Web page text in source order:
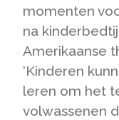
momenten
na
Amerikaanse
‘Kinderen
leren om het
volwassenen